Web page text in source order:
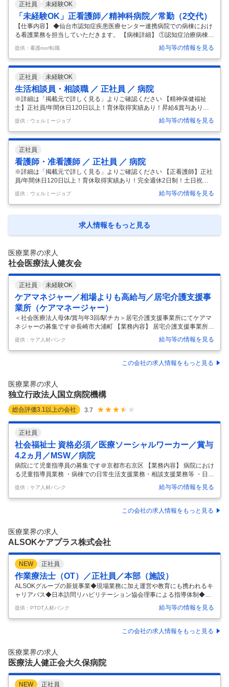
正社員 未経験OK
「未経験OK」正看護師／精神科病院／常勤（2交代）
【仕事内容】 ◆仙台市認知症疾患医療センター連携病院での病棟におけ
る看護業務を担当していただきます。 【病棟詳細】 ①認知症治療病棟
・2～6階病棟：48床×5階 ・自宅や施設などで精神症状や行動障害のた
めに看護が困難な認知症高齢者に対し、入院加療を行う病棟で ・作業療
法・精神療法・薬物療法を行い、症状の改善を目指します ②一般精神科
病棟 ・7階病棟：48床 ・主に認知症高齢者を対象としており、精神症状
の改善と内科的疾患の治療を目的としております。 【職員詳細】 看護師
人数 ：130人程度 平均勤続年数 ：5年 看護師平均年齢：33歳（20代~30
代で全体の5割） 職員平均年齢 ：37歳…
提供：看護roo!転職 給与等の情報を見る
正社員 未経験OK
生活相談員・相談職 ／ 正社員 ／ 病院
※詳細は「掲載元で詳しく見る」よりご確認ください 【精神保健福祉
士】正社員/年間休日120日以上！育休取得実績あり！昇給&賞与あり！
完全週休2日制！ 【雇用形態】：正社員 【募集職種】：生活相談員・相
談職 【業務内容】： ○精神科デイケア・重度認知症デイケアでの相談員
業務○ ・居宅事業所や各関連施設との連絡調整 ・ご家族との相談、連絡
導可能です。 ※業務変更範囲：変更なし 求人ID 600891
提供：ウェルミージョブ 給与等の情報を見る
正社員
看護師・准看護師 ／ 正社員 ／ 病院
※詳細は「掲載元で詳しく見る」よりご確認ください 【正看護師】正社
員/年間休日120日以上！育休取得実績あり！完全週休2日制！土日祝お
休み！ 【雇用形態】：正社員 【募集職種】：看護師・准看護師 【業務
内容】： ○仙台市認知症疾患医療センター連携病院での看護業務○ ※病棟
管理、看護教育などの中から適性に合わせた業務をしていただきます。
※業務変更範囲：変更なし ◇私たち自身が受けたいと思う医療・福祉・
介護を創造していくことを理念としております。 求人ID 600879
提供：ウェルミージョブ 給与等の情報を見る
求人情報をもっと見る
医療業界の求人
社会医療法人健友会
正社員 未経験OK
ケアマネジャー／相場よりも高給与／居宅介護支援事
業所（ケアマネージャー）
＜社会医療法人母体/賞与年3回/駅チカ＞居宅介護支援事業所にてケアマ
ネジャーの募集です＠長崎市大浦町 【業務内容】 居宅介護支援事業所に
おけるケアマネジャー業務全般 ・居宅サービス計画作成、利用者宅訪問
・介護、福祉に関する相談業務 ・サービス事業所、行政、主治医等との
連絡相談 ※訪問は原付、または公用車になります 【応募条件】 介護支
援専門員 普通自動車運転免許（AT限定可）又は原動機付自転車免許
すめポイント】 【法人概要・拠点】 ・創立から約半世紀、被爆者や障害
者の医療、労災職業病、保健予防・健康づくり活動、生活習慣病
提供：ケア人材バンク 給与等の情報を見る
この会社の求人情報をもっと見る
医療業界の求人
独立行政法人国立病院機構
総合評価3.1 以上の会社 3.7
正社員
社会福祉士 資格必須／医療ソーシャルワーカー／賞与
4.2ヵ月／MSW／病院
病院にて児童指導員の募集です＠京都市右京区 【業務内容】 病院におけ
る児童指導員業務 ・病棟での日常生活支援業務・相談支援業務等 ・日中
活動、趣味活動支援障害福祉サービスの利用調整 【応募条件】 社会福祉
士 精神保健福祉士 【施設形態】 病院 【募集資格】 社会福祉士 お気軽に
お問い合わせください。…
提供：ケア人材バンク 給与等の情報を見る
この会社の求人情報をもっと見る
医療業界の求人
ALSOKケアプラス株式会社
NEW 正社員
作業療法士（OT）／正社員／本部（施設）
ALSOKグループの新規事業◆現場業務に加え運営や教育にも携われるキ
ャリアパス◆日本訪問リハビリテーション協会理事による指導体制◆直
行直帰可能な柔軟な働き方 【給与】 【月給】350,000円- 0.00カ月分/年
賞与なし 【コメント】 ALSOKグループが運営する介護施設の入居者を
対象に、リハビリサービスを提供する新規事業部門です。 特定の施設に
常駐せず、担当エリア内の施設を巡回し、利用者様の評価やプログラム
年間休日は115日で、原則として土日が休みですが、業務状況により振
替勤務の可能性があります。 業務に合わせて直行直帰
提供：PTOT人材バンク 給与等の情報を見る
この会社の求人情報をもっと見る
医療業界の求人
医療法人健正会大久保病院
NEW 正社員